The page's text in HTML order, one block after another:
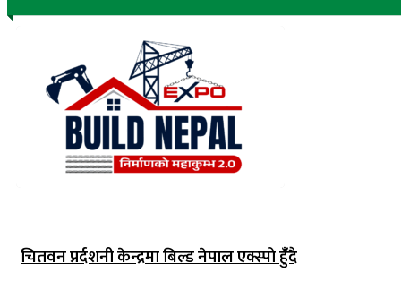
चितवन प्रर्दशनी केन्द्रमा बिल्ड नेपाल एक्स्पो हुंँदै